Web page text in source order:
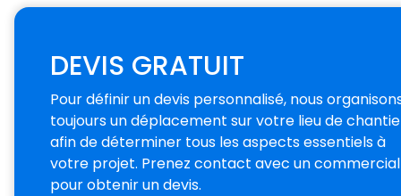
DEVIS GRATUIT
Pour définir un devis personnalisé, nous
toujours un déplacement sur votre lieu de
afin de déterminer tous les aspects essentiels à
votre projet. Prenez contact avec un commercial
pour obtenir un devis.